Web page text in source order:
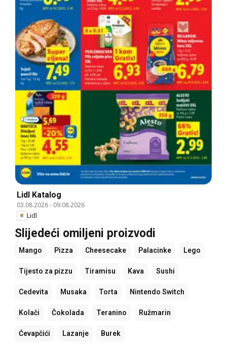
Lidl Katalog
03.08.2026- 09.08.2026
Lidl
Slijedeći omiljeni proizvodi
Mango Pizza Cheesecake Palacinke Lego
Tijesto za pizzu Tiramisu Kava Sushi
Cedevita Musaka Torta Nintendo Switch
Kolači Čokolada Teranino Ružmarin
Ćevapčići Lazanje Burek